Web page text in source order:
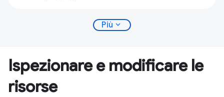
Più expand_more
Ispezionare e modificare le
risorse